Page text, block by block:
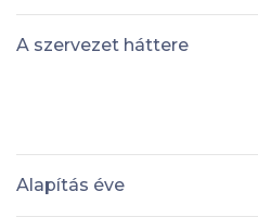
A szervezet háttere
Alapítás éve